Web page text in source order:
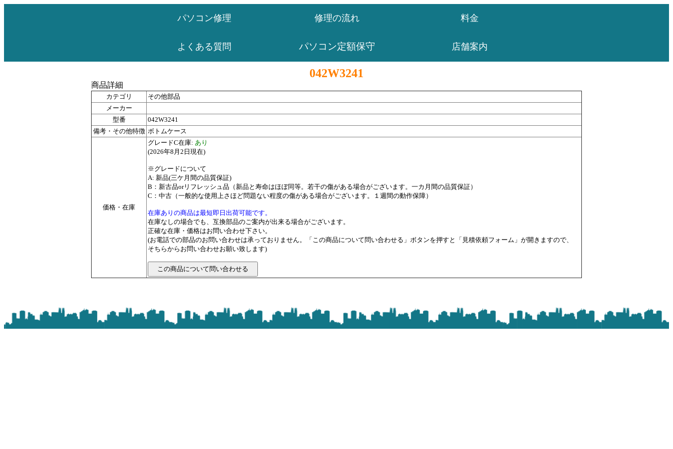
パソコン修理 修理の流れ 料金
よくある質問 パソコン定額保守 店舗案内
042W3241
商品詳細
カテゴリ
その他部品
メーカー
型番
042W3241
備考・その他特徴 ボトムケース
価格・在庫
グレードC在庫: あり
(2026年8月2日現在)
※グレードについて
A: 新品(三ケ月間の品質保証)
B：新古品orリフレッシュ品（新品と寿命はほぼ同等。若干の傷がある場合がございます。一カ月間の品質保証）
C：中古（一般的な使用上さほど問題ない程度の傷がある場合がございます。１週間の動作保障）
在庫ありの商品は最短即日出荷可能です。
在庫なしの場合でも、互換部品のご案内が出来る場合がございます。
正確な在庫・価格はお問い合わせ下さい。
(お電話での部品のお問い合わせは承っておりません。「この商品について問い合わせる」ボタンを押すと「見積依頼フォーム」が開きますので、
そちらからお問い合わせお願い致します)